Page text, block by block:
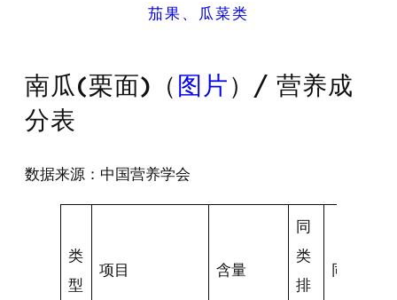
茄果、瓜菜类
南瓜(栗面)（ 图片 ）/ 营养成
分表
数据来源：中国营养学会
类
型
项目 含量
同
类
排
同类均值